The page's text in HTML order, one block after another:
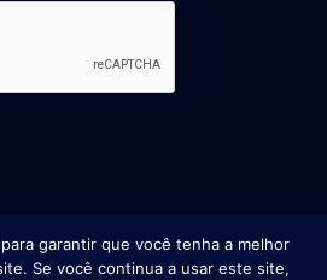
garantir que você tenha a melhor
Se você continua a usar este site,